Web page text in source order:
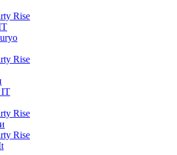
Rise
Rise
IT
Rise
Rise